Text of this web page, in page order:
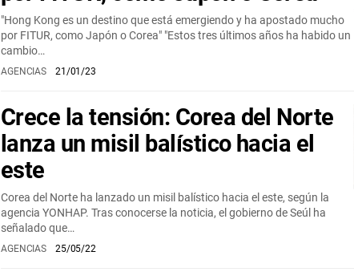
"Hong Kong es un destino que está emergiendo y ha apostado mucho
por FITUR, como Japón o Corea" "Estos tres últimos años ha habido un
cambio…
AGENCIAS 21/01/23
Crece la tensión: Corea del Norte
lanza un misil balístico hacia el
este
Corea del Norte ha lanzado un misil balístico hacia el este, según la
agencia YONHAP. Tras conocerse la noticia, el gobierno de Seúl ha
señalado que…
AGENCIAS 25/05/22